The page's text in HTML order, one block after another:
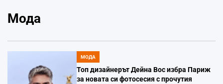
Мода
POSTED
IN
МОДА
Топ дизайнерът Дейна Вос избра Париж
за новата си фотосесия с прочутия